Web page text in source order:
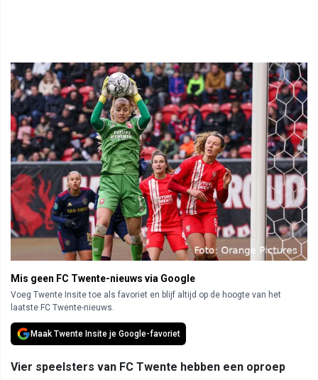
Mis geen FC Twente-nieuws via Google
Voeg Twente Insite toe als favoriet en blijf altijd op de hoogte van het
laatste FC Twente-nieuws.
Maak Twente Insite je Google-favoriet
Vier speelsters van FC Twente hebben een oproep